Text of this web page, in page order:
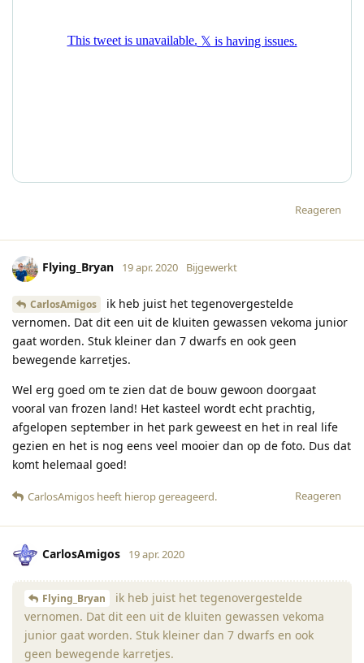
Reageren
Flying_Bryan 19 apr. 2020 Bijgewerkt
CarlosAmigos
ik heb juist het tegenovergestelde
vernomen. Dat dit een uit de kluiten gewassen vekoma junior
gaat worden. Stuk kleiner dan 7 dwarfs en ook geen
bewegende karretjes.
Wel erg goed om te zien dat de bouw gewoon doorgaat
vooral van frozen land! Het kasteel wordt echt prachtig,
afgelopen september in het park geweest en het in real life
gezien en het is nog eens veel mooier dan op de foto. Dus dat
komt helemaal goed!
Reageren
CarlosAmigos heeft hierop gereageerd.
CarlosAmigos 19 apr. 2020
Flying_Bryan
ik heb juist het tegenovergestelde
vernomen. Dat dit een uit de kluiten gewassen vekoma
junior gaat worden. Stuk kleiner dan 7 dwarfs en ook
geen bewegende karretjes.